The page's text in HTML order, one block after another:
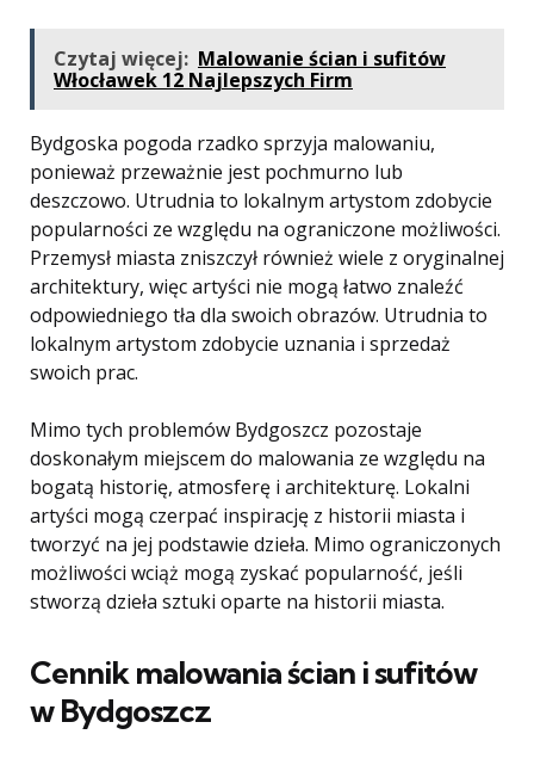
Czytaj więcej: Malowanie ścian i sufitów
Włocławek 12 Najlepszych Firm
Bydgoska pogoda rzadko sprzyja malowaniu,
ponieważ przeważnie jest pochmurno lub
deszczowo. Utrudnia to lokalnym artystom zdobycie
popularności ze względu na ograniczone możliwości.
Przemysł miasta zniszczył również wiele z oryginalnej
architektury, więc artyści nie mogą łatwo znaleźć
odpowiedniego tła dla swoich obrazów. Utrudnia to
lokalnym artystom zdobycie uznania i sprzedaż
swoich prac.
Mimo tych problemów Bydgoszcz pozostaje
doskonałym miejscem do malowania ze względu na
bogatą historię, atmosferę i architekturę. Lokalni
artyści mogą czerpać inspirację z historii miasta i
tworzyć na jej podstawie dzieła. Mimo ograniczonych
możliwości wciąż mogą zyskać popularność, jeśli
stworzą dzieła sztuki oparte na historii miasta.
Cennik malowania ścian i sufitów
w Bydgoszcz